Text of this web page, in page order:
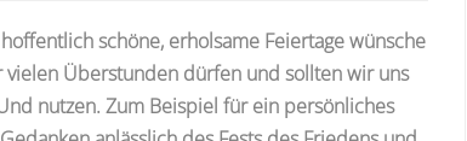
schöne, erholsame Feiertage wünsche
vielen Überstunden dürfen und sollten wir uns
nutzen. Zum Beispiel für ein persönliches